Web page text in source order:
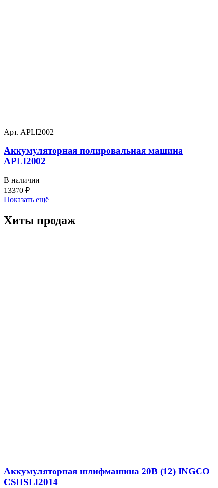
Арт. APLI2002
Аккумуляторная полировальная машина
APLI2002
В наличии
13370 ₽
Показать ещё
Хиты продаж
Аккумуляторная шлифмашина 20В (12) INGCO
CSHSLI2014